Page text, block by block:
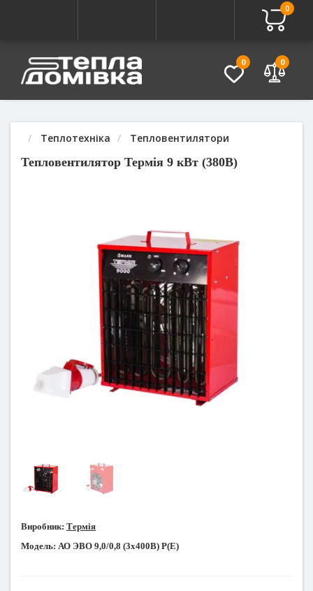
0
0 0
Теплотехніка Тепловентилятори
Тепловентилятор Термія 9 кВт (380В)
Питання - Відповідь
Виробник: Термія
Модель: АО ЭВО 9,0/0,8 (3х400В) Р(Е)